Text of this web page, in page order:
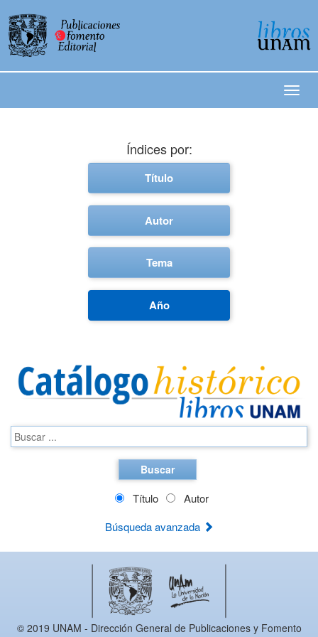
Índices por:
Título
Autor
Tema
Año
Buscar
Título
Autor
Búsqueda avanzada
© 2019 UNAM - Dirección General de Publicaciones y Fomento